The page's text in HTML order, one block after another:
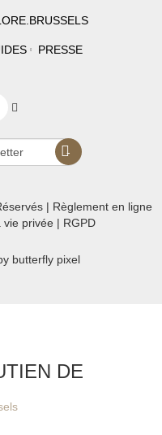
PRESSE
| Règlement en ligne
vie privée | RGPD
butterfly pixel
DE